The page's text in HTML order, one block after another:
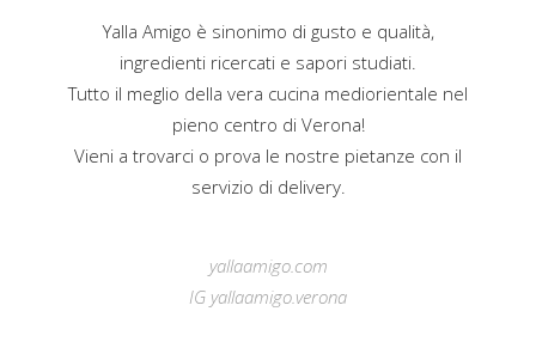
Yalla Amigo è sinonimo di gusto e qualità,
ingredienti ricercati e sapori studiati.
Tutto il meglio della vera cucina mediorientale nel
pieno centro di Verona!
Vieni a trovarci o prova le nostre pietanze con il
servizio di delivery.
yallaamigo.com
IG yallaamigo.verona